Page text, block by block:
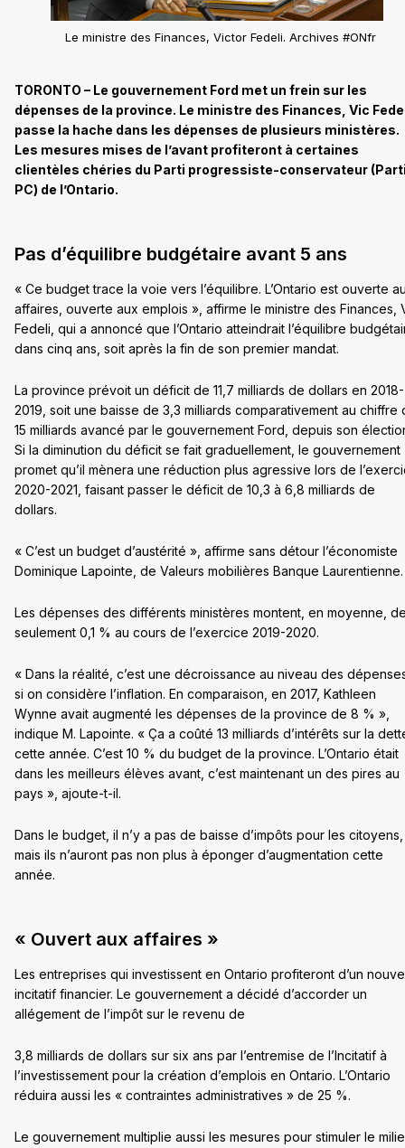
Le ministre des Finances, Victor Fedeli. Archives #ONfr
TORONTO – Le gouvernement Ford met un frein sur les
dépenses de la province. Le ministre des Finances, Vic
passe la hache dans les dépenses de plusieurs ministères.
Les mesures mises de l’avant profiteront à certaines
clientèles chéries du Parti progressiste-conservateur
PC) de l’Ontario.
Pas d’équilibre budgétaire avant 5 ans
« Ce budget trace la voie vers l’équilibre. L’Ontario est ouverte
affaires, ouverte aux emplois », affirme le ministre des Finances,
Fedeli, qui a annoncé que l’Ontario atteindrait l’équilibre
dans cinq ans, soit après la fin de son premier mandat.
La province prévoit un déficit de 11,7 milliards de dollars en 2018-
2019, soit une baisse de 3,3 milliards comparativement au chiffre
15 milliards avancé par le gouvernement Ford, depuis son
Si la diminution du déficit se fait graduellement, le gouvernement
promet qu’il mènera une réduction plus agressive lors de
2020-2021, faisant passer le déficit de 10,3 à 6,8 milliards de
dollars.
« C’est un budget d’austérité », affirme sans détour l’économiste
Dominique Lapointe, de Valeurs mobilières Banque Laurentienne.
Les dépenses des différents ministères montent, en moyenne,
seulement 0,1 % au cours de l’exercice 2019-2020.
« Dans la réalité, c’est une décroissance au niveau des
si on considère l’inflation. En comparaison, en 2017, Kathleen
Wynne avait augmenté les dépenses de la province de 8 % »,
indique M. Lapointe. « Ça a coûté 13 milliards d’intérêts sur la
cette année. C’est 10 % du budget de la province. L’Ontario était
dans les meilleurs élèves avant, c’est maintenant un des pires au
pays », ajoute-t-il.
Dans le budget, il n’y a pas de baisse d’impôts pour les citoyens,
mais ils n’auront pas non plus à éponger d’augmentation cette
année.
« Ouvert aux affaires »
Les entreprises qui investissent en Ontario profiteront d’un
incitatif financier. Le gouvernement a décidé d’accorder un
allégement de l’impôt sur le revenu de
3,8 milliards de dollars sur six ans par l’entremise de l’Incitatif à
l’investissement pour la création d’emplois en Ontario. L’Ontario
réduira aussi les « contraintes administratives » de 25 %.
Le gouvernement multiplie aussi les mesures pour stimuler le